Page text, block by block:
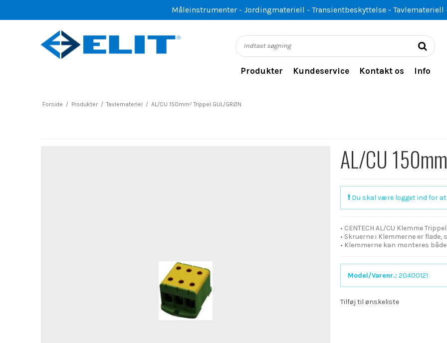
Måleinstrumenter - Jordingmateriell - Transientbeskyttelse - Tavlemateriell
Produkter Kundeservice Kontakt os Info
Forside / Produkter / Tavlemateriel / AL/CU 150mm² Trippel GUL/GRØN
AL/CU
Du skal være logget ind for
• CENTECH AL/CU Klemme
• Skruerne i Klemmerne er
• Klemmerne kan monteres
Model/Varenr.: 20400121
Tilføj til ønskeliste